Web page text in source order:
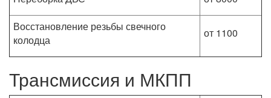
Восстановление резьбы свечного
колодца
от 1100
Трансмиссия и МКПП